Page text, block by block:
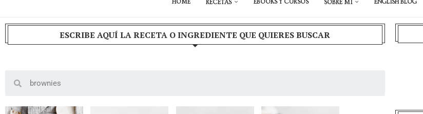
HOME RECETAS EBOOKS Y CURSOS SOBRE MÍ ENGLISH BLOG
ESCRIBE AQUÍ LA RECETA O INGREDIENTE QUE QUIERES BUSCAR